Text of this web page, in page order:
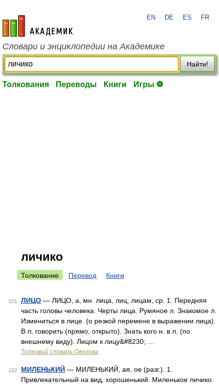
academic.ru
EN DE ES FR
Словари и энциклопедии на Академике
Найти!
Толкования Переводы Книги Игры ⚽
личико
Толкование Перевод Книги
101 ЛИЦО — ЛИЦО, а, мн. лица, лиц, лицам, ср. 1. Передняя
часть головы человека. Черты лица. Румяное л. Знакомое л.
Измениться в лице. (о резкой перемене в выражении лица).
В л. говорить (прямо, открыто). Знать кого н. в л. (по
внешнему виду). Лицом к лицу&#8230; …
Толковый словарь Ожегова
102 МИЛЕНЬКИЙ — МИЛЕНЬКИЙ, ая, ое (разг.). 1.
Привлекательный на вид, хорошенький. Миленькое личико.